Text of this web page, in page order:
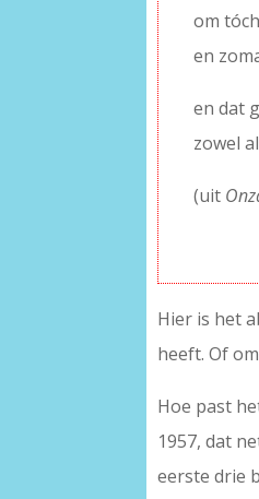
om
en
en dat
zowel
(uit
Hier is het
heeft. Of
Hoe past
1957, dat
eerste drie